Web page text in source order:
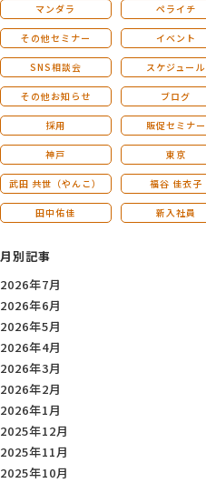
マンダラ ペライチ
その他セミナー イベント
SNS相談会 スケジュール
その他お知らせ ブログ
採用 販促セミナー
神戸 東京
武田 共世（やんこ） 福谷 佳衣子
田中佑佳 新入社員
月別記事
2026年7月
2026年6月
2026年5月
2026年4月
2026年3月
2026年2月
2026年1月
2025年12月
2025年11月
2025年10月